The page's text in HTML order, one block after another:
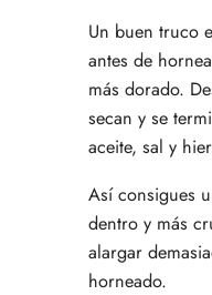
Un buen truco
antes de
más dorado.
secan y se
aceite, sal y
Así consigues
dentro y más
alargar
horneado.